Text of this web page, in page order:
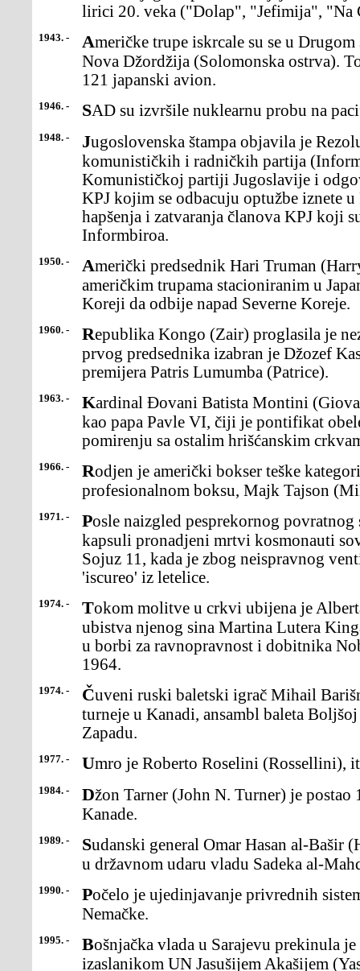
lirici 20. veka ("Dolap", "Jefimija", "Na
1943. - Američke trupe iskrcale su se u Drugom svetskom ratu na ostrvo
Nova Džordžija (Solomonska ostrva).
121 japanski avion.
1946. - SAD su izvršile nuklearnu probu na
1948. - Jugoslovenska štampa objavila je Rezoluciju Informacionog biroa
komunističkih i radničkih partija
Komunističkoj partiji Jugoslavije i
KPJ kojim se odbacuju optužbe iznete
hapšenja i zatvaranja članova KPJ koji
Informbiroa.
1950. - Američki predsednik Hari Truman (Harry) izdao je naređenje
američkim trupama stacioniranim u
Koreji da odbije napad Severne Koreje.
1960. - Republika Kongo (Zair) proglasila je nezavisnost od Belgije. Za
prvog predsednika izabran je Džozef
premijera Patris Lumumba (Patrice).
1963. - Kardinal Đovani Batista Montini (Giovanni Battista) ustoličen je
kao papa Pavle VI, čiji je pontifikat
pomirenju sa ostalim hrišćanskim
1966. - Rodjen je američki bokser teške kategorije, prvak sveta u
profesionalnom boksu, Majk Tajson
1971. - Posle naizgled pesprekornog povratnog sletanja, u Kazahstanu su, u
kapsuli pronadjeni mrtvi kosmonauti
Sojuz 11, kada je zbog neispravnog
'iscureo' iz letelice.
1974. - Tokom molitve u crkvi ubijena je Alberta King, šest godina nakon
ubistva njenog sina Martina Lutera
u borbi za ravnopravnost i dobitnika
1964.
1974. - Čuveni ruski baletski igrač Mihail Barišnjikov napustio je, tokom
turneje u Kanadi, ansambl baleta
Zapadu.
1977. - Umro je Roberto Roselini (Rossellini),
1984. - Džon Tarner (John N. Turner) je postao 17. predsednik vlade
Kanade.
1989. - Sudanski general Omar Hasan al-Bašir (Hassan al-Bashir) oborio je
u državnom udaru vladu Sadeka al-
1990. - Počelo je ujedinjavanje privrednih sistema Istočne i Zapadne
Nemačke.
1995. - Bošnjačka vlada u Sarajevu prekinula je sve kontakte sa specijalnim
izaslanikom UN Jasušijem Akašijem